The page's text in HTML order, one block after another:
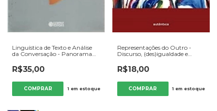
Linguística de Texto e Análise
da Conversação - Panorama
Anna Christina Bentes (2010)
[usado]
R$35,00
1em estoque
Representações do Outro -
Discurso, (des)igualdade e
Muniz Proença Lara e Rita de
Cássia Pacheco Limberti (orgs.)
R$18,00
1 em estoque